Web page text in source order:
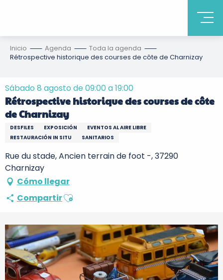
Inicio Agenda
Toda la agenda
Rétrospective historique des courses de côte de Charnizay
Sábado 8 agosto de 09:00 a 19:00
Rétrospective historique des courses de côte
de Charnizay
DESFILES EXPOSICIÓN
EVENTOS AL AIRE LIBRE
RESTAURACIÓN IN SITU
SANITARIOS
Rue du stade, Ancien terrain de foot -, 37290
Charnizay
Cómo llegar
CompartirAjouter aux favoris